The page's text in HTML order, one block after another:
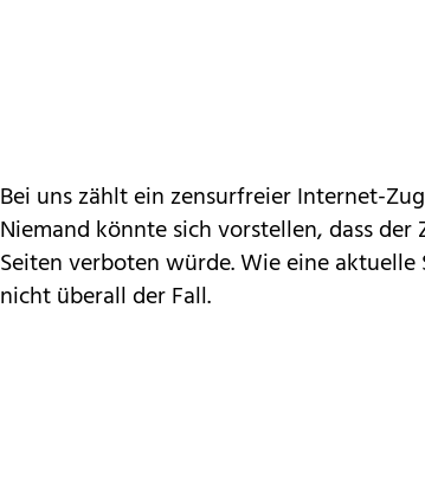
Bei uns zählt ein zensurfreierInternet-
Niemand könnte sich vorstellen, dass
Seiten verboten würde. Wie eine
nicht überall der Fall.